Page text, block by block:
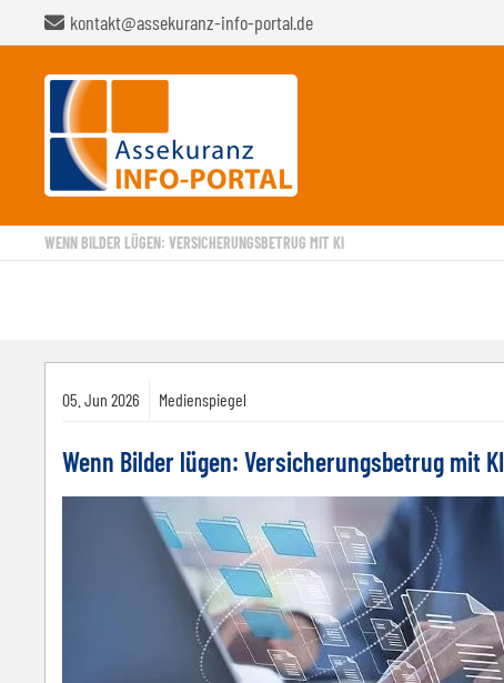
kontakt@assekuranz-info-portal.de
WENN BILDER LÜGEN: VERSICHERUNGSBETRUG MIT KI
05. Jun 2026 Medienspiegel
Wenn Bilder lügen: Versicherungsbetrug mit KI